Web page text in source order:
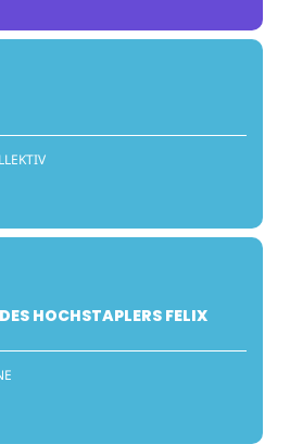
HOCHSTAPLERS FELIX